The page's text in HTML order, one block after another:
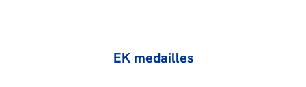
EK medailles